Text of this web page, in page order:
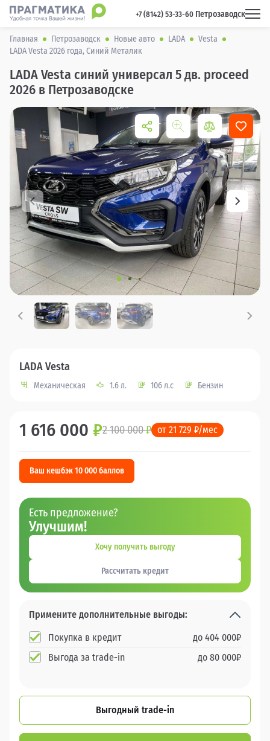
+7 (8142) 53-33-60 Петрозаводск
Главная Петрозаводск Новые авто LADA
Vesta
LADA Vesta 2026 года, Синий Металик
LADA Vesta синий универсал 5 дв. proceed
2026 в Петрозаводске
LADA Vesta
Механическая 1.6 л. 106 л.с Бензин
1 616 000 ₽2 100 000₽ от 21 729 ₽/мес
Ваш кешбэк 10 000 баллов
Есть предложение?
Улучшим!
Хочу получить выгоду
Рассчитать кредит
Примените дополнительные выгоды:
Покупка в кредит
до 404 000₽
Выгода за trade-in
до 80 000₽
Выгодный trade-in